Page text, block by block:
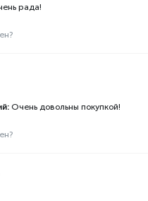
рада!
Очень довольны покупкой!